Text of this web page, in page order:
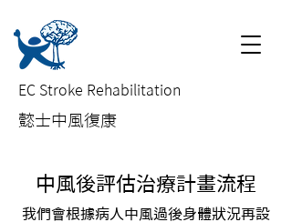
EC Stroke Rehabilitation
​懿士中風復康
中風後評估治療計畫流程
我們會根據病人中風過後身體狀況再設